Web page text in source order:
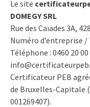
Le site
DOMEGY SRL
Rue des Caïades 3A,
Numéro d’entreprise /
Téléphone : 0460 20
Certificateur PEB
de Bruxelles-Capitale
001269407).